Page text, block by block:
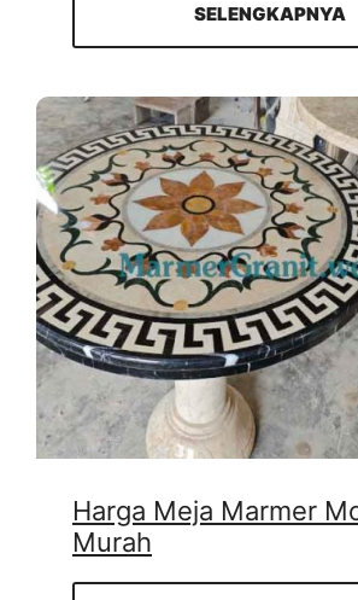
SELENGKAPNYA
Harga Meja Marmer
Murah